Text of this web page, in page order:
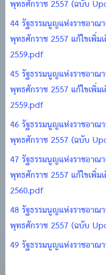
พุทธศักราช 2557 (ฉบับ
44 รัฐธรรมนูญแห่งราชอาณ
พุทธศักราช 2557 แก้ไขเพิ่
2559.pdf
45 รัฐธรรมนูญแห่งราชอาณ
พุทธศักราช 2557 แก้ไขเพิ่
2559.pdf
46 รัฐธรรมนูญแห่งราชอาณ
พุทธศักราช 2557 (ฉบับ
47 รัฐธรรมนูญแห่งราชอาณ
พุทธศักราช 2557 แก้ไขเพิ่
2560.pdf
48 รัฐธรรมนูญแห่งราชอาณ
พุทธศักราช 2557 (ฉบับ
49 รัฐธรรมนูญแห่งราชอาณ